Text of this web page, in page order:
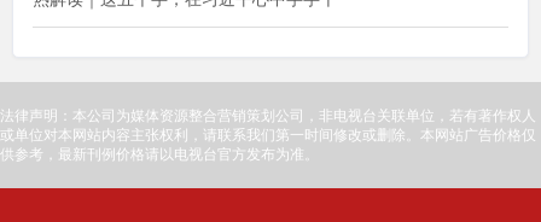
法律声明：本公司为媒体资源整合营销策划公司，非电视台关联单位，若有著作权人
或单位对本网站内容主张权利，请联系我们第一时间修改或删除。本网站广告价格仅
供参考，最新刊例价格请以电视台官方发布为准。